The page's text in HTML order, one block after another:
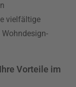
vielfältige
Vorteile im